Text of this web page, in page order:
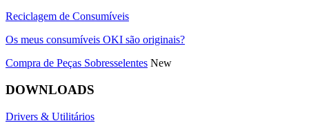
Reciclagem de Consumíveis
Os meus consumíveis OKI são originais?
Compra de Peças Sobresselentes New
DOWNLOADS
Drivers & Utilitários